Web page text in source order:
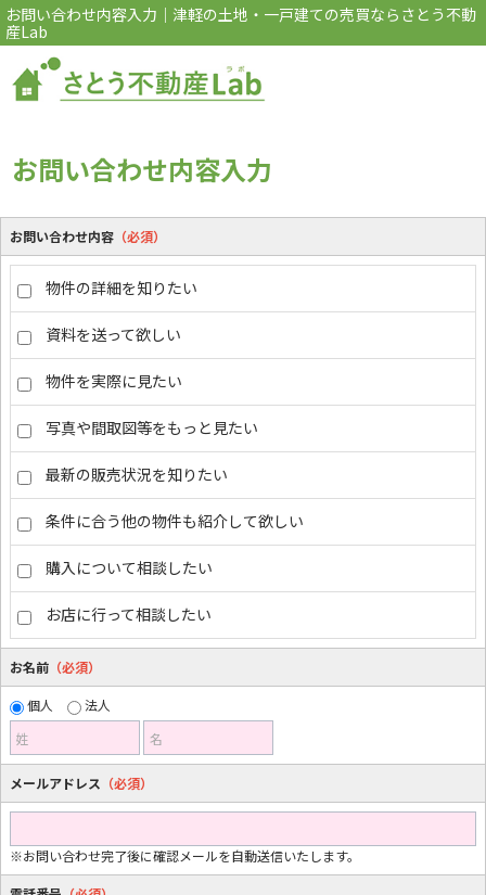
お問い合わせ内容入力｜津軽の土地・一戸建ての売買ならさとう不動
産Lab
お問い合わせ内容入力
お問い合わせ内容 （必須）
物件の詳細を知りたい
資料を送って欲しい
物件を実際に見たい
写真や間取図等をもっと見たい
最新の販売状況を知りたい
条件に合う他の物件も紹介して欲しい
購入について相談したい
お店に行って相談したい
お名前 （必須）
個人
法人
姓
名
メールアドレス （必須）
※お問い合わせ完了後に確認メールを自動送信いたします。